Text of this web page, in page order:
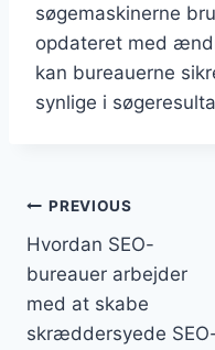
søgemaskinerne
opdateret med
kan bureauerne
synlige i
PREVIOUS
Hvordan SEO-
bureauer arbejder
med at skabe
skræddersyede